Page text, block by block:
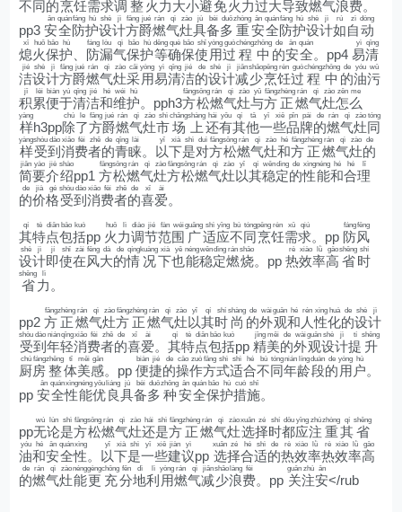
不同的烹饪需求调 整火力大小避免火力过大导致燃气浪费。
pp3安
ān
全
quán
防
fáng
护
hù
设
shè
计
jì
方
fāng
爵
jué
燃
rán
气
qì
灶
zào
具
jù
备
bèi
多
duō
重
zhòng
安
ān
全
quán
防
fáng
护
hù
设
shè
计
jì
如
rú
自
zì
动
dòng
熄
xī
火
huǒ
保
bǎo
护
hù
防
fáng
漏
lòu
气
qì
保
bǎo
护
hù
等
děng
确
què
保
bǎo
使
shǐ
用
yòng
过
guò
程
chéng
中
zhōng
的
de
安
ān
全
quán
。pp4易
yì
清
qīng
洁
jié
设
shè
计
jì
方
fāng
爵
jué
燃
rán
气
qì
灶
zào
采
cǎi
用
yòng
易
yì
清
qīng
洁
jié
的
de
设
shè
计
jì
减
jiǎn
少
shǎo
烹
pēng
饪
rèn
过
guò
程
chéng
中
zhōng
的
de
油
yóu
污
wū
积
jī
累
lèi
便
biàn
于
yú
清
qīng
洁
jié
和
hé
维
wéi
护
hù
。pph3方
fāng
松
sōng
燃
rán
气
qì
灶
zào
与
yǔ
方
fāng
正
zhèng
燃
rán
气
qì
灶
zào
怎
zěn
么
me
样
yàng
h3pp除
chú
了
le
方
fāng
爵
jué
燃
rán
气
qì
灶
zào
市
shì
场
chǎng
上
shàng
还
hái
有
yǒu
其
qí
他
tā
一
yī
些
xiē
品
pǐn
牌
pái
的
de
燃
rán
气
qì
灶
zào
同
tóng
样
yàng
受
shòu
到
dào
消
xiāo
费
fèi
者
zhě
的
de
青
qīng
睐
lài
。 以
yǐ
下
xià
是
shì
对
duì
方
fāng
松
sōng
燃
rán
气
qì
灶
zào
和
hé
方
fāng
正
zhèng
燃
rán
气
qì
灶
zào
的
de
简
jiǎn
要
yào
介
jiè
绍
shào
pp1方
fāng
松
sōng
燃
rán
气
qì
灶
zào
方
fāng
松
sōng
燃
rán
气
qì
灶
zào
以
yǐ
其
qí
稳
wěn
定
dìng
的
de
性
xìng
能
néng
和
hé
合
hé
理
lǐ
的
de
价
jià
格
gé
受
shòu
到
dào
消
xiāo
费
fèi
者
zhě
的
de
喜
xǐ
爱
ài
。
其
qí
特
tè
点
diǎn
包
bāo
括
kuò
pp 火
huǒ
力
lì
调
diào
节
jié
范
fàn
围
wéi
广
guǎng
适
shì
应
yīng
不
bù
同
tóng
烹
pēng
饪
rèn
需
xū
求
qiú
。pp 防
fáng
风
fēng
设
shè
计
jì
即
jí
使
shǐ
在
zài
风
fēng
大
dà
的
de
情
qíng
况
kuàng
下
xià
也
yě
能
néng
稳
wěn
定
dìng
燃
rán
烧
shāo
。pp热
rè
效
xiào
率
lǜ
高
gāo
省
shěng
时
shí
省
shěng
力
lì
。
pp2方
fāng
正
zhèng
燃
rán
气
qì
灶
zào
方
fāng
正
zhèng
燃
rán
气
qì
灶
zào
以
yǐ
其
qí
时
shí
尚
shàng
的
de
外
wài
观
guān
和
hé
人
rén
性
xìng
化
huà
的
de
设
shè
计
jì
受
shòu
到
dào
年
nián
轻
qīng
消
xiāo
费
fèi
者
zhě
的
de
喜
xǐ
爱
ài
。其
qí
特
tè
点
diǎn
包
bāo
括
kuò
pp精
jīng
美
měi
的
de
外
wài
观
guān
设
shè
计
jì
提
tí
升
shēng
厨
chú
房
fáng
整
zhěng
体
tǐ
美
měi
感
gǎn
。pp便
biàn
捷
jié
的
de
操
cāo
作
zuò
方
fāng
式
shì
适
shì
合
hé
不
bù
同
tóng
年
nián
龄
líng
段
duàn
的
de
用
yòng
户
hù
。
pp安
ān
全
quán
性
xìng
能
néng
优
yōu
良
liáng
具
jù
备
bèi
多
duō
种
zhǒng
安
ān
全
quán
保
bǎo
护
hù
措
cuò
施
shī
。
pp无
wú
论
lùn
是
shì
方
fāng
松
sōng
燃
rán
气
qì
灶
zào
还
hái
是
shì
方
fāng
正
zhèng
燃
rán
气
qì
灶
zào
选
xuǎn
择
zé
时
shí
都
dōu
应
yīng
注
zhù
重
zhòng
其
qí
省
shěng
油
yóu
和
hé
安
ān
全
quán
性
xìng
。 以
yǐ
下
xià
是
shì
一
yī
些
xiē
建
jiàn
议
yì
pp 选
xuǎn
择
zé
合
hé
适
shì
的
de
热
rè
效
xiào
率
lǜ
热
rè
效
xiào
率
lǜ
高
gāo
的
de
燃
rán
气
qì
灶
zào
能
néng
更
gèng
充
chōng
分
fēn
地
dì
利
lì
用
yòng
燃
rán
气
qì
减
jiǎn
少
shǎo
浪
làng
费
fèi
。pp 关
guān
注
zhù
安
ān
</rub